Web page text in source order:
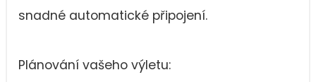
snadné automatické připojení.
Plánování vašeho výletu: